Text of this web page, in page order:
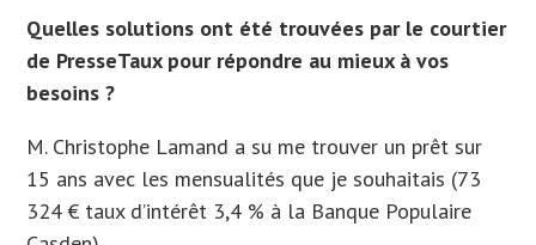
Quelles solutions ont été trouvées par le courtier
de PresseTaux pour répondre au mieux à vos
besoins ?
M. Christophe Lamand a su me trouver un prêt sur
15 ans avec les mensualités que je souhaitais (73
324 € taux d’intérêt 3,4 % à la Banque Populaire